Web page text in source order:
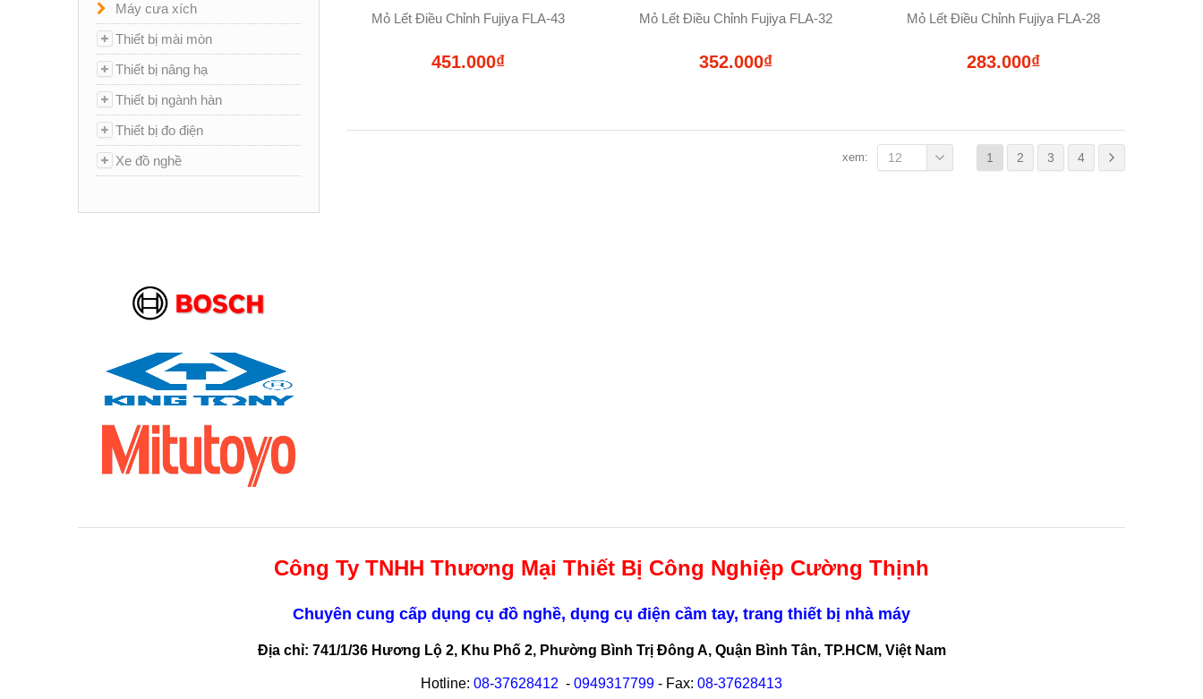
Mỏ Lết Điều Chỉnh Fujiya FLA-43
451.000₫
Mỏ Lết Điều Chỉnh Fujiya FLA-32
352.000₫
Mỏ Lết Điều Chỉnh Fujiya FLA-28
283.000₫
1 2 3 4
xem: 12
Máy cưa xích
Thiết bị mài mòn
Thiết bị nâng hạ
Thiết bị ngành hàn
Thiết bị đo điện
Xe đồ nghề
Công Ty TNHH Thương Mại Thiết Bị Công Nghiệp Cường Thịnh
Chuyên cung cấp dụng cụ đồ nghề, dụng cụ điện cầm tay, trang thiết bị nhà máy
Địa chỉ: 741/1/36 Hương Lộ 2, Khu Phố 2, Phường Bình Trị Đông A, Quận Bình Tân, TP.HCM, Việt Nam
Hotline: 08-37628412 - 0949317799 - Fax: 08-37628413